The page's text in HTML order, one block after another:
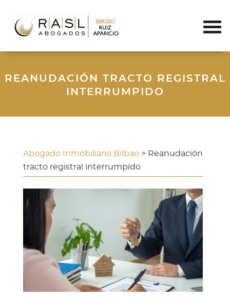
REANUDACIÓN TRACTO REGISTRAL
INTERRUMPIDO
Abogado Inmobiliario Bilbao> Reanudación
tracto registral interrumpido